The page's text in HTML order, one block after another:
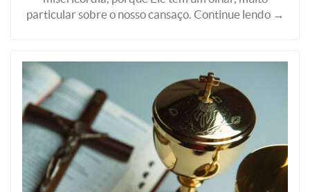
particular sobre o nosso cansaço. Continue lendo →